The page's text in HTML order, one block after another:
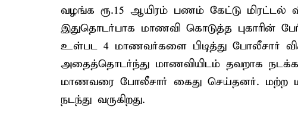
வழங்க ரூ.15 ஆயிரம் பணம் கேட்டு மிரட்டல்
இதுதொடர்பாக மாணவி கொடுத்த புகாரின்
உள்பட 4 மாணவர்களை பிடித்து போலீசார்
அதைத்தொடர்ந்து மாணவியிடம் தவறாக
மாணவரை போலீசார் கைது செய்தனர். மற்ற
நடந்து வருகிறது.